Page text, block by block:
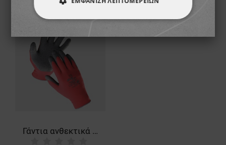
Γάντια ανθεκτικά στη θερμότητα HORNBILL
ΑΠΟΛΎΤΩΣ ΑΠΑΡΑΊΤΗΤΑ
ΑΠΌΔΟΣΗΣ
ΛΕΙΤΟΥΡΓΙΚΌΤΗΤΑΣ
ΜΗ ΤΑΞΙΝΟΜΗΜΈΝΑ